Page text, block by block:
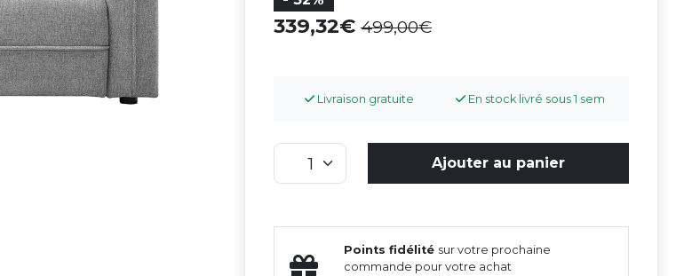
339,32 499,00
Livraison gratuite En stock livré sous 1 sem
Ajouter au panier
Points fidélité sur votre prochaine
commande pour votre achat